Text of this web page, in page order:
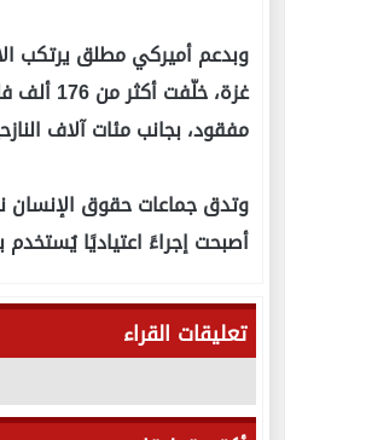
مفقود، بجانب مئات آلاف
وتدق جماعات حقوق الإنسان
أصبحت إجراءً اعتياديًا
تعليقات القراء